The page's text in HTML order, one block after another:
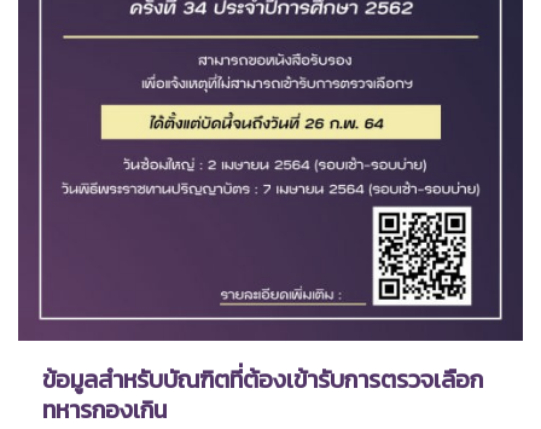
ข้อมูลสำหรับบัณฑิตที่ต้องเข้ารับการตรวจเลือก
ทหารกองเกิน